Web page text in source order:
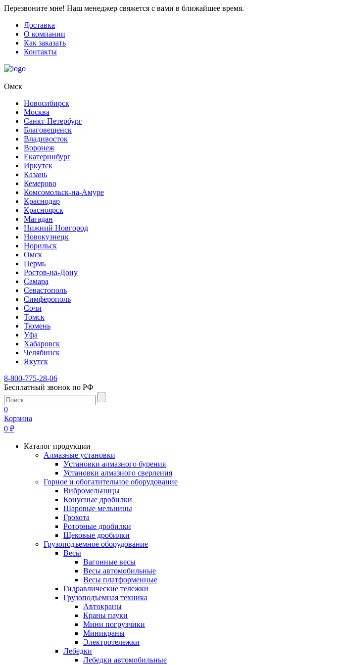
Перезвоните мне! Наш менеджер свяжется с вами в ближайшее время.
Доставка
О компании
Как заказать
Контакты
Омск
Новосибирск
Москва
Санкт-Петербург
Благовещенск
Владивосток
Воронеж
Екатеринбург
Иркутск
Казань
Кемерово
Комсомольск-на-Амуре
Краснодар
Красноярск
Магадан
Нижний Новгород
Новокузнецк
Норильск
Омск
Пермь
Ростов-на-Дону
Самара
Севастополь
Симферополь
Сочи
Томск
Тюмень
Уфа
Хабаровск
Челябинск
Якутск
8-800-775-28-06
Бесплатный звонок по РФ
0
Корзина
0 ₽
Каталог продукции
Алмазные установки
Уcтановки алмазного бурения
Установки алмазного сверления
Горное и обогатительное оборудование
Вибромельницы
Конусные дробилки
Шаровые мельницы
Грохота
Роторные дробилки
Щековые дробилки
Грузоподъемное оборудование
Весы
Вагонные весы
Весы автомобильные
Весы платформенные
Гидравлические тележки
Грузоподъемная техника
Автокраны
Краны пауки
Мини погрузчики
Миникраны
Электротележки
Лебедки
Лебедки автомобильные